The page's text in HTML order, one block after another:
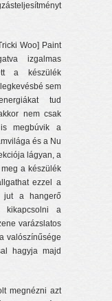
Woo] Paint
izgalmas
a készülék
sem
tud
nem csak
megbúvik a
és a Nu
lágyan, a
a készülék
ezzel a
jut a hangerő
kikapcsolni a
varázslatos
valószínűsége
hagyja majd
megnézni azt